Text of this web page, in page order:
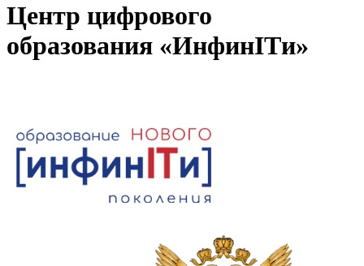
Центр цифрового
образования «ИнфинITи»